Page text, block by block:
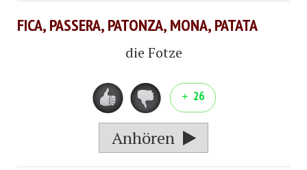
FICA, PASSERA, PATONZA, MONA, PATATA
die Fotze
26
Anhören